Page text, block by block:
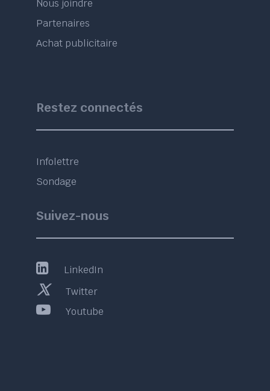
Nous joindre
Partenaires
Achat publicitaire
Restez connectés
Infolettre
Sondage
Suivez-nous
LinkedIn
Twitter
Youtube